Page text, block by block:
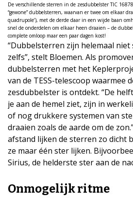
De verschillende sterren in de zesdubbelster TIC
“gewone” dubbelsterren, waarvan er twee om elkaar
quadrupole’), met de derde daar in een wijde baan
snel de onderdelen om elkaar heen draaien – de
complete omloop maar een paar dagen kost!
“Dubbelsterren zijn helemaal niet
zelfs”, stelt Bloemen. Als
dubbelsterren met het
van de TESS-telescoop waarmee
zesdubbelster is ontdekt. “De
je aan de hemel ziet, zijn in
of nog drukkere systemen van
draaien zoals de aarde om de
afstand lijken de sterren zo dicht
ze maar één ster lijken.
Sirius, de helderste ster aan de
Onmogelijk ritme